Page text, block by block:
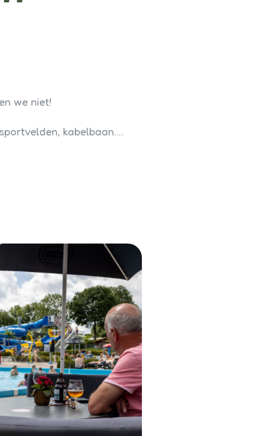
we niet!
kabelbaan….